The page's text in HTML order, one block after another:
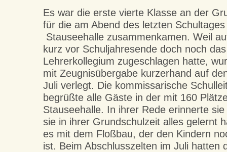
Es war die erste vierte Klasse an der
für die am Abend des letzten
Stauseehalle zusammenkamen. Weil
kurz vor Schuljahresende doch noch
Lehrerkollegium zugeschlagen hatte,
mit Zeugnisübergabe kurzerhand auf
Juli verlegt. Die kommissarische
begrüßte alle Gäste in der mit 160
Stauseehalle. In ihrer Rede erinnerte
sie in ihrer Grundschulzeit alles gelernt
es mit dem Floßbau, der den Kindern
ist. Beim Abschlusszelten im Juli hatten